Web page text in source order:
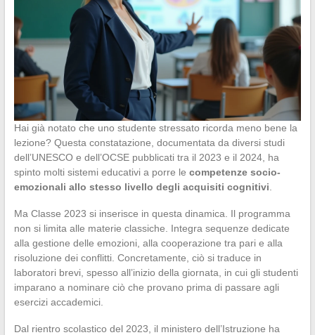
Hai già notato che uno studente stressato ricorda meno bene la
lezione? Questa constatazione, documentata da diversi studi
dell’UNESCO e dell’OCSE pubblicati tra il 2023 e il 2024, ha
spinto molti sistemi educativi a porre le competenze socio-
emozionali allo stesso livello degli acquisiti cognitivi
Ma Classe 2023 si inserisce in questa dinamica. Il programma
non si limita alle materie classiche. Integra sequenze dedicate
alla gestione delle emozioni, alla cooperazione tra pari e alla
risoluzione dei conflitti. Concretamente, ciò si traduce in
laboratori brevi, spesso all’inizio della giornata, in cui gli studenti
imparano a nominare ciò che provano prima di passare agli
esercizi accademici.
Dal rientro scolastico del 2023, il ministero dell’Istruzione ha